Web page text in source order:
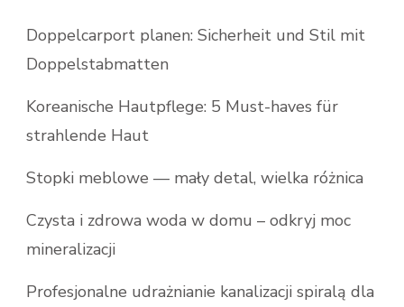
Doppelcarport planen: Sicherheit und Stil mit
Doppelstabmatten
Koreanische Hautpflege: 5 Must-haves für
strahlende Haut
Stopki meblowe — mały detal, wielka różnica
Czysta i zdrowa woda w domu – odkryj moc
mineralizacji
Profesjonalne udrażnianie kanalizacji spiralą dla